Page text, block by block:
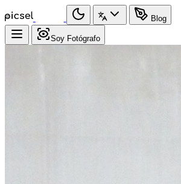
Blog
Soy Fotógrafo